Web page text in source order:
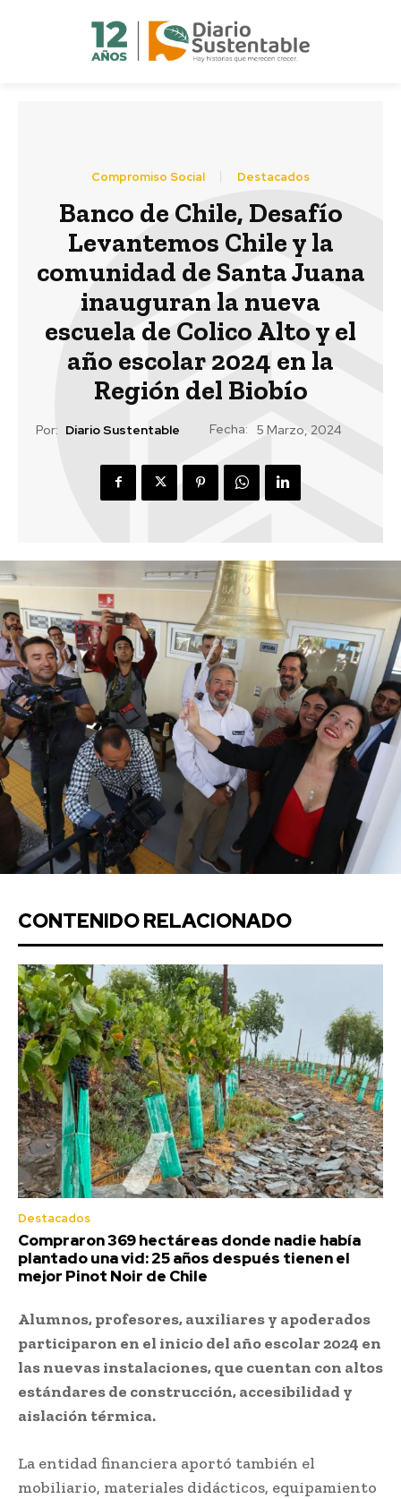
Compromiso Social Destacados
Banco de Chile, Desafío
Levantemos Chile y la
comunidad de Santa Juana
inauguran la nueva
escuela de Colico Alto y el
año escolar 2024 en la
Región del Biobío
Por: Diario Sustentable Fecha: 5 Marzo, 2024
CONTENIDO RELACIONADO
Destacados
Compraron 369 hectáreas donde nadie había
plantado una vid: 25 años después tienen el
mejor Pinot Noir de Chile
Alumnos, profesores, auxiliares y apoderados
participaron en el inicio del año escolar 2024 en
las nuevas instalaciones, que cuentan con altos
estándares de construcción, accesibilidad y
aislación térmica.
La entidad financiera aportó también el
mobiliario, materiales didácticos, equipamiento